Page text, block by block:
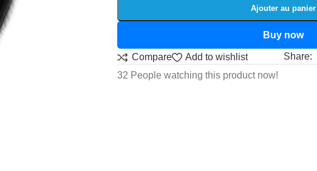
Ajouter au panier
Buy now
Compare Add to wishlist
Share:
32 People watching this product now!